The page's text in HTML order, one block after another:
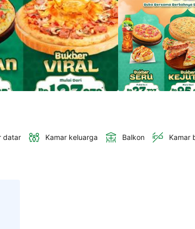
datar Kamar keluarga Balkon Kamar